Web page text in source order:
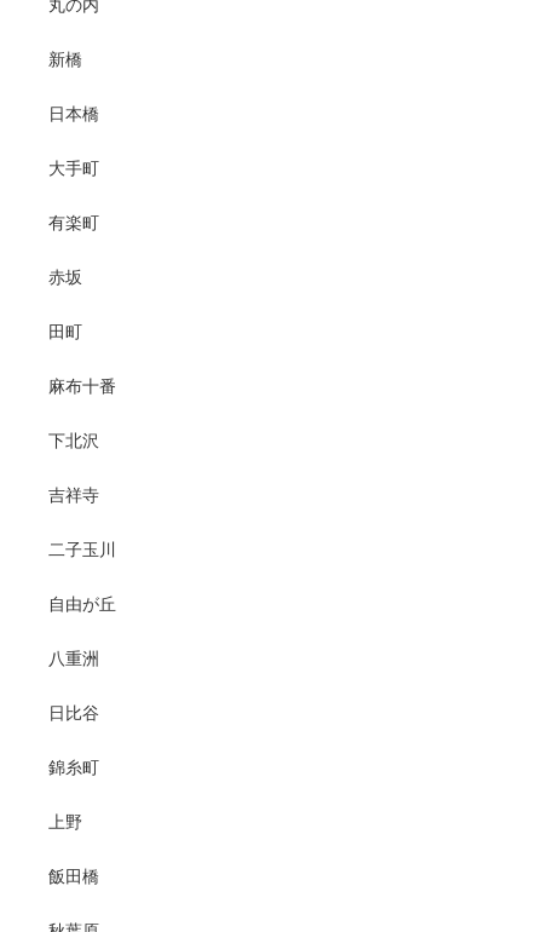
丸の内
新橋
日本橋
大手町
有楽町
赤坂
田町
麻布十番
下北沢
吉祥寺
二子玉川
自由が丘
八重洲
日比谷
錦糸町
上野
飯田橋